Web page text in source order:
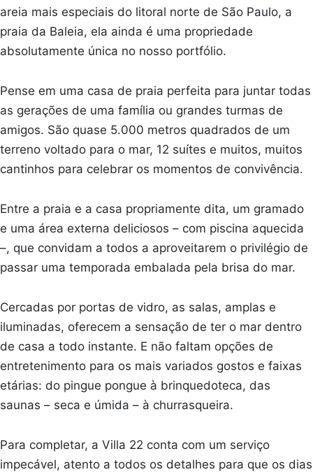
areia mais especiais do litoral norte de São Paulo, a
praia da Baleia, ela ainda é uma propriedade
absolutamente única no nosso portfólio.
Pense em uma casa de praia perfeita para juntar todas
as gerações de uma família ou grandes turmas de
amigos. São quase 5.000 metros quadrados de um
terreno voltado para o mar, 12 suítes e muitos, muitos
cantinhos para celebrar os momentos de convivência.
Entre a praia e a casa propriamente dita, um gramado
e uma área externa deliciosos – com piscina aquecida
–, que convidam a todos a aproveitarem o privilégio de
passar uma temporada embalada pela brisa do mar.
Cercadas por portas de vidro, as salas, amplas e
iluminadas, oferecem a sensação de ter o mar dentro
de casa a todo instante. E não faltam opções de
entretenimento para os mais variados gostos e faixas
etárias: do pingue pongue à brinquedoteca, das
saunas – seca e úmida – à churrasqueira.
Para completar, a Villa 22 conta com um serviço
impecável, atento a todos os detalhes para que os dias